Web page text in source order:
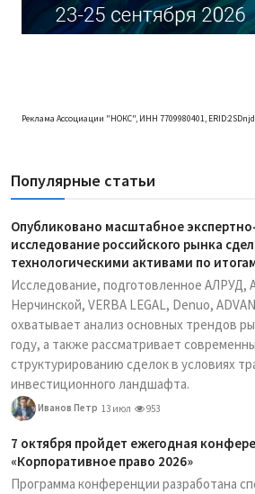
Реклама Ассоциации "НОКС", ИНН 7709980401,
Популярные статьи
Опубликовано масштабное
исследование российского рынка
технологическими активами по
Исследование, подготовленное АЛРУД,
Нерчинской, VERBA LEGAL, Denuo,
охватывает анализ основных трендов
году, а также рассматривает
структурированию сделок в условиях
инвестиционного ландшафта.
Иванов Петр 13 июл 953
7 октября пройдет ежегодная
«Корпоративное право 2026»
Программа конференции разработана